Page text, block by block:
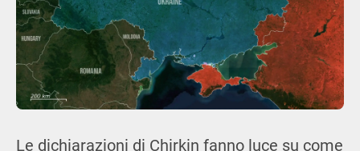
Le dichiarazioni di Chirkin fanno luce su come